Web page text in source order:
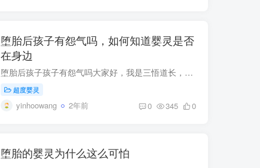
堕胎后孩子有怨气吗，如何知道婴灵是否
在身边
堕胎后孩子孩子有怨气吗大家好，我是三悟道长，很多女性，因为年轻时候的懵懂无知，而选择堕胎，也有的是因为受到男方蛊惑而打胎堕胎，那么堕胎后这个孩子会有怨气吗？答案是有的，并且堕胎后孩...
超度婴灵
yinhoowang 2年前 0 345 0
堕胎的婴灵为什么这么可怕